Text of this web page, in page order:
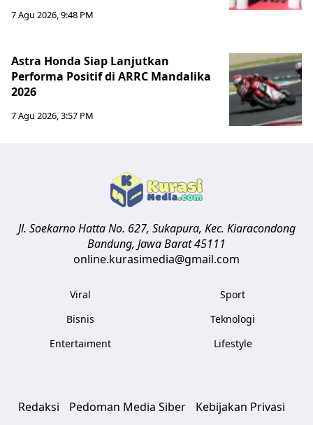
7 Agu 2026, 9:48 PM
Astra Honda Siap Lanjutkan
Performa Positif di ARRC Mandalika
2026
7 Agu 2026, 3:57 PM
Jl. Soekarno Hatta No. 627, Sukapura, Kec. Kiaracondong
Bandung, Jawa Barat45111
online.kurasimedia@gmail.com
Viral
Bisnis
Entertaiment
Sport
Teknologi
Lifestyle
Redaksi Pedoman Media Siber
Kebijakan Privasi